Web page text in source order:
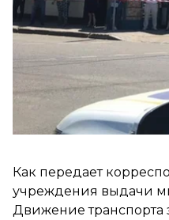
Как передает
учреждения выдачи
Движение транспорта